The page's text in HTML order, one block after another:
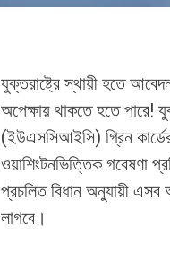
যুক্তরাষ্ট্রে স্থায়ী হতে
অপেক্ষায় থাকতে হতে পারে!
(ইউএসসিআইসি) গ্রিন
ওয়াশিংটনভিত্তিক গবেষণা
প্রচলিত বিধান অনুযায়ী এসব
লাগবে।